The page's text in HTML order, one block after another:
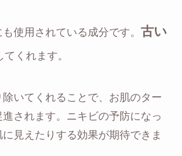
使用されている成分です。 古い
てくれます。
いてくれることで、お肌のター
されます。ニキビの予防になっ
見えたりする効果が期待できま